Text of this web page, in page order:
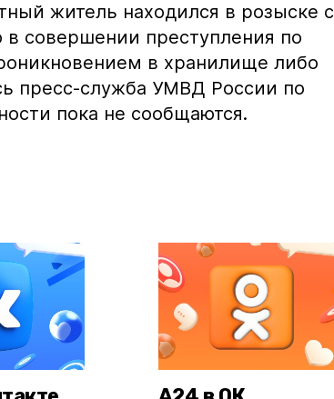
житель находился в розыске с
в совершении преступления по
в хранилище либо
пресс-служба УМВД России по
пока не сообщаются.